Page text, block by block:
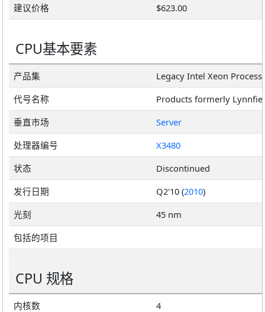
建议价格
$623.00
CPU基本要素
产品集
Legacy Intel Xeon
代号名称
Products formerly
垂直市场
Server
处理器编号
X3480
状态
Discontinued
发行日期
Q2'10 (2010)
光刻
45 nm
包括的项目
CPU 规格
内核数
4